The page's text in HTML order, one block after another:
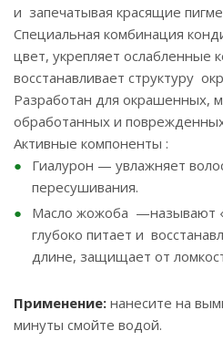
и запечатывая красящие
Специальная комбинация
цвет, укрепляет ослабленные
восстанавливает структуру
Разработан для окрашенных,
обработанных и
Активные компоненты :
Гиалурон — увлажняет
пересушивания.
Масло жожоба —называют
глубоко питает и
длине, защищает от
Применение: нанесите на
минуты смойте водой.